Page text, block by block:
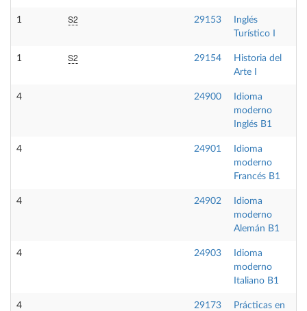
1 S2 29153
Inglés
Turístico I
1 S2 29154
Historia del
Arte I
4 24900
Idioma
moderno
Inglés B1
4 24901
Idioma
moderno
Francés B1
4 24902
Idioma
moderno
Alemán B1
4 24903
Idioma
moderno
Italiano B1
4 29173
Prácticas en